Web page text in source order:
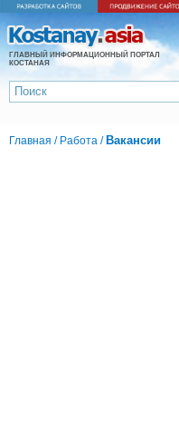
ГЛАВНЫЙ ИНФОРМАЦИОННЫЙ ПОРТАЛ
КОСТАНАЯ
Главная / Работа / Вакансии